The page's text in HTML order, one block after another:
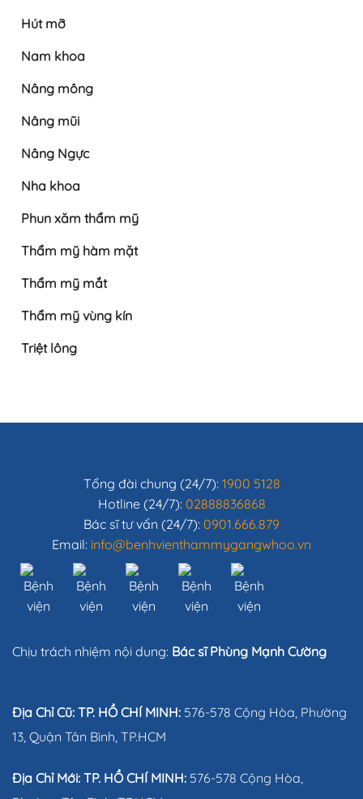
Hút mỡ
Nam khoa
Nâng mông
Nâng mũi
Nâng Ngực
Nha khoa
Phun xăm thẩm mỹ
Thẩm mỹ hàm mặt
Thẩm mỹ mắt
Thẩm mỹ vùng kín
Triệt lông
Tổng đài chung (24/7): 1900 5128
Hotline (24/7): 02888836868
Bác sĩ tư vấn (24/7): 0901.666.879
Email: info@benhvienthammygangwhoo.vn
Chịu trách nhiệm nội dung: Bác sĩ Phùng Mạnh Cường
Địa Chỉ Cũ: TP. HỒ CHÍ MINH: 576-578 Cộng Hòa, Phường
13, Quận Tân Bình, TP.HCM
Địa Chỉ Mới: TP. HỒ CHÍ MINH: 576-578 Cộng Hòa,